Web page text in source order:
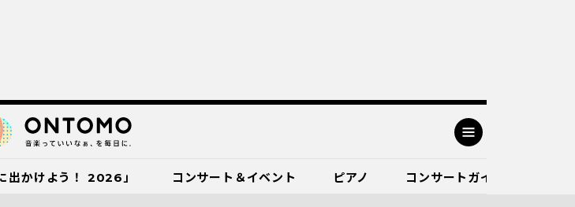
出かけよう！ 2026」 コンサート＆イベント ピアノ コンサートガイド